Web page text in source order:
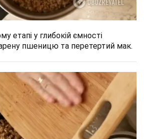
етапі у глибокій ємності
пшеницю та перетертий мак.